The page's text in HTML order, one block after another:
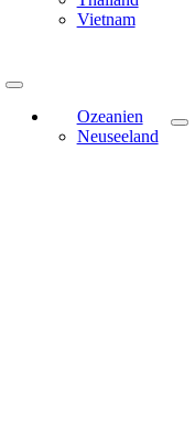
Vietnam
Toggle
NavigationOzeanien
Neuseeland